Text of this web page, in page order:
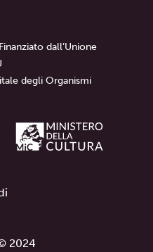
dall’Unione
degli Organismi
2024